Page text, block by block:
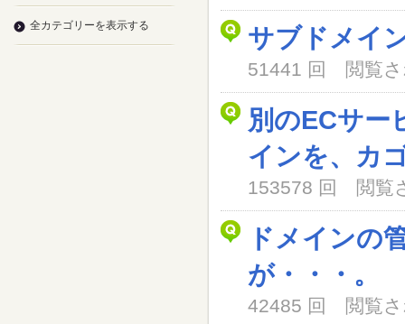
サブドメイ
51441 回 閲覧
別のECサー
インを、カ
153578 回 閲覧
ドメインの
が・・・。
42485 回 閲覧
全カテゴリーを表示する